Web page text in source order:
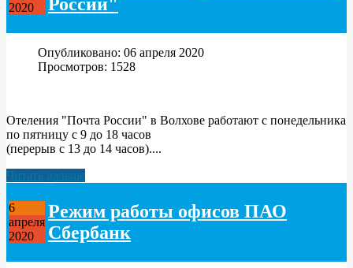
2020
Опубликовано: 06 апреля 2020
Просмотров: 1528
Отеления "Почта России" в Волхове работают с понедельника
по пятницу с 9 до 18 часов
(перерыв с 13 до 14 часов)....
Читать дальше
6
апреля
2020
Режим работы офисов ПАО
Сбербанк